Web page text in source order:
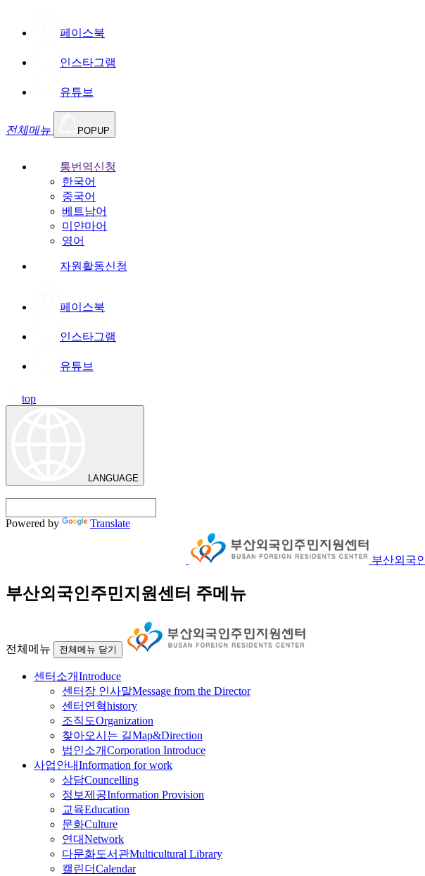
페이스북
인스타그램
유튜브
전체메뉴 POPUP
통번역신청
한국어
중국어
베트남어
미얀마어
영어
자원활동신청
페이스북
인스타그램
유튜브
top
LANGUAGE
Powered by Translate
부산외국
부산외국인주민지원센터 주메뉴
전체메뉴 전체메뉴 닫기
센터소개Introduce
센터장 인사말Message from the Director
센터연혁history
조직도Organization
찾아오시는 길Map&Direction
법인소개Corporation Introduce
사업안내Information for work
상담Councelling
정보제공Information Provision
교육Education
문화Culture
연대Network
다문화도서관Multicultural Library
캘린더Calendar